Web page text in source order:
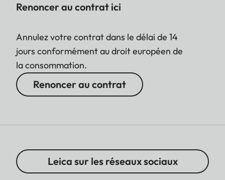
Renoncer au contrat ici
Annulez votre contrat dans le délai de 14
jours conformément au droit européen de
la consommation.
Renoncer au contrat
Leica sur les réseaux sociaux